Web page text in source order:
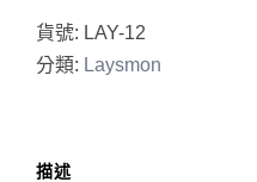
貨號: LAY-12
分類: Laysmon
描述